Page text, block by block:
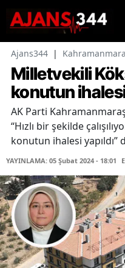
Ajans344 |
Milletvekili
konutun ihalesi
AK Parti
“Hızlı bir şekilde
konutun ihalesi yapıldı”
YAYINLAMA: 05 Şubat 2024 - 18:01